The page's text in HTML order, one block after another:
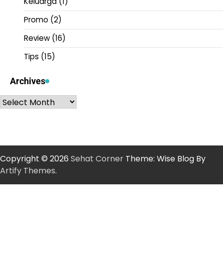
Promo (2)
Review (16)
Tips (15)
Archives
Archives
Copyright © 2026 Sehat Corner Theme: Wise Blog By
Artify Themes.